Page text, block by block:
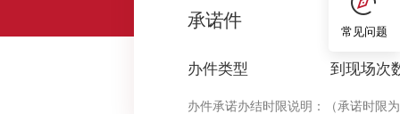
承诺件
办件类型
0
到现场次
办件承诺办结时限说明： （承诺时限
常见问题